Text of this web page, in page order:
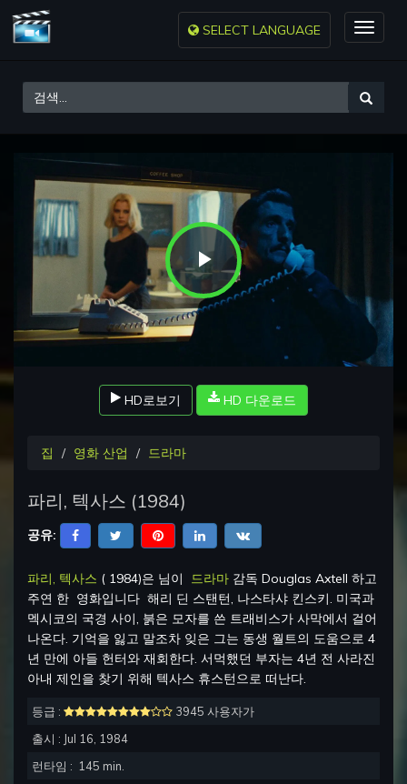
Toggle
SELECT LANGUAGE
Play
HD로보기 HD 다운로드
집 영화 산업 드라마
파리, 텍사스 (1984)
공유:
파리, 텍사스 ( 1984)은 님이 드라마 감독 Douglas Axtell 하고
주연 한 영화입니다 해리 딘 스탠턴, 나스타샤 킨스키. 미국과
멕시코의 국경 사이, 붉은 모자를 쓴 트래비스가 사막에서 걸어
나온다. 기억을 잃고 말조차 잊은 그는 동생 월트의 도움으로 4
년 만에 아들 헌터와 재회한다. 서먹했던 부자는 4년 전 사라진
아내 제인을 찾기 위해 텍사스 휴스턴으로 떠난다.
등급 :
3945 사용자가
출시 : Jul 16, 1984
런타임 : 145 min.